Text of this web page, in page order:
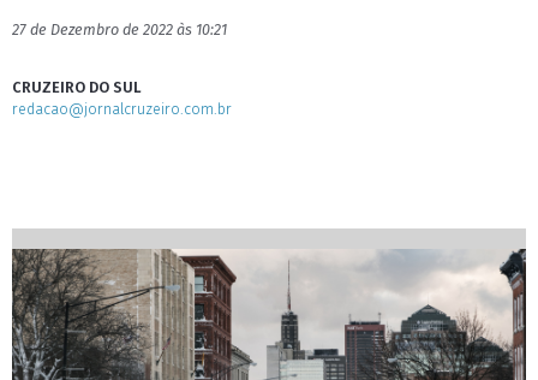
27 de Dezembro de 2022 às 10:21
CRUZEIRO DO SUL
redacao@jornalcruzeiro.com.br